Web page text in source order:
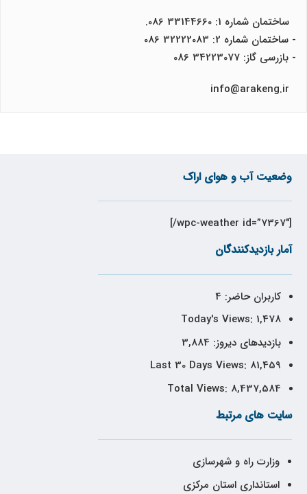
ساختمان شماره 1: 33144660 086.
- ساختمان شماره 2: 32222083 086
- بازرسی گاز: 34223077 086
وضعیت آب و هوای اراک
[wpc-weather id=”7367″/]
آمار بازدیدکنندگان
کاربران حاضر: 4
Today's Views: 1,478
بازدیدهای دیروز: 3,884
Last 30 Days Views: 81,459
Total Views: 8,437,584
سایت های مرتبط
وزارت راه و شهرسازی
استانداری استان مرکزی